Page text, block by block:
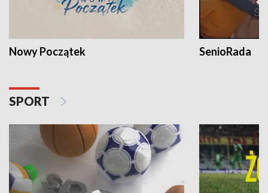
Nowy Początek SenioRada
SPORT